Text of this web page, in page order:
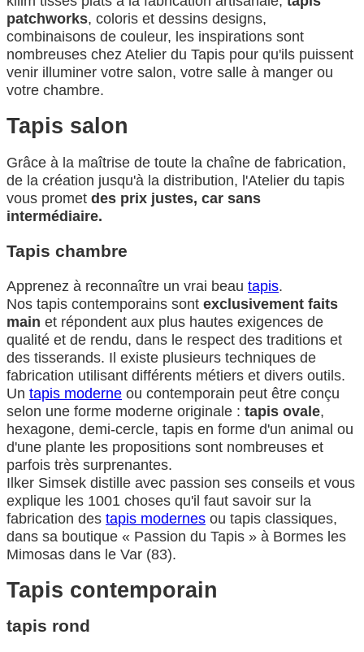
patchworks, coloris et dessins designs,
combinaisons de couleur, les inspirations sont
nombreuses chez Atelier du Tapis pour qu'ils puissent
venir illuminer votre salon, votre salle à manger ou
votre chambre.
Tapis salon
Grâce à la maîtrise de toute la chaîne de fabrication,
de la création jusqu'à la distribution, l'Atelier du tapis
vous promet des prix justes, car sans
intermédiaire.
Tapis chambre
Apprenez à reconnaître un vrai beau tapis.
Nos tapis contemporains sont exclusivement faits
main et répondent aux plus hautes exigences de
qualité et de rendu, dans le respect des traditions et
des tisserands. Il existe plusieurs techniques de
fabrication utilisant différents métiers et divers outils.
Un tapis moderne ou contemporain peut être conçu
selon une forme moderne originale : tapis ovale,
hexagone, demi-cercle, tapis en forme d'un animal ou
d'une plante les propositions sont nombreuses et
parfois très surprenantes.
Ilker Simsek distille avec passion ses conseils et vous
explique les 1001 choses qu'il faut savoir sur la
fabrication des tapis modernes ou tapis classiques,
dans sa boutique « Passion du Tapis » à Bormes les
Mimosas dans le Var (83).
Tapis contemporain
tapis rond